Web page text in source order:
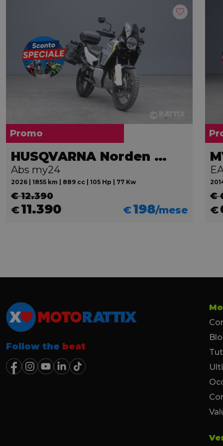
Promo
HUSQVARNA Norden 901
Abs my24
2026 | 1855 km | 889 cc | 105 Hp | 77 Kw
€ 12.390
€11.390 €198/mese
€
€
Follow the beat